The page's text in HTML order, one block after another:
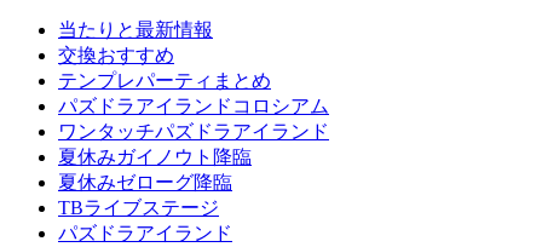
当たりと最新情報
交換おすすめ
テンプレパーティまとめ
パズドラアイランドコロシアム
ワンタッチパズドラアイランド
夏休みガイノウト降臨
夏休みゼローグ降臨
TBライブステージ
パズドラアイランド